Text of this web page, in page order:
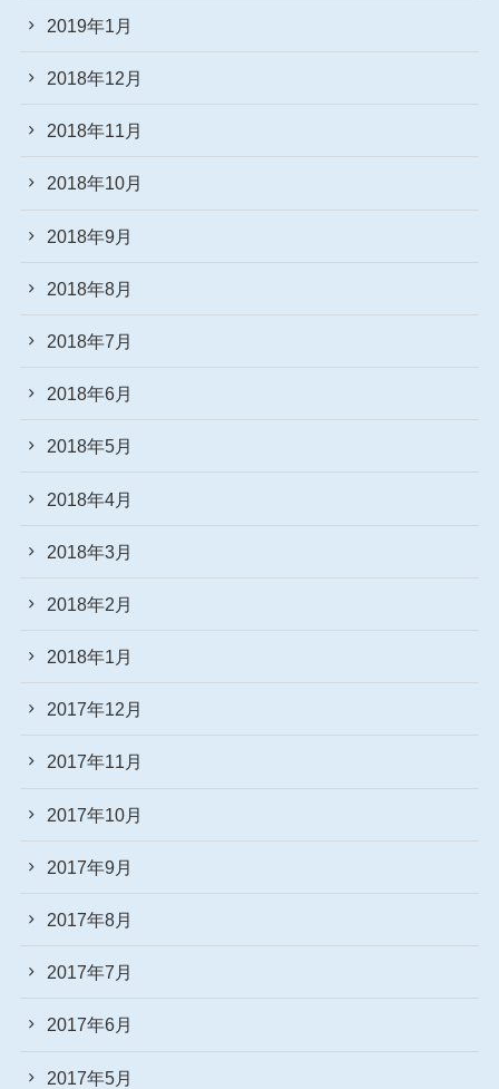
2019年1月
2018年12月
2018年11月
2018年10月
2018年9月
2018年8月
2018年7月
2018年6月
2018年5月
2018年4月
2018年3月
2018年2月
2018年1月
2017年12月
2017年11月
2017年10月
2017年9月
2017年8月
2017年7月
2017年6月
2017年5月